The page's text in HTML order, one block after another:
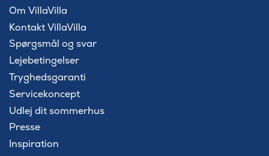
Om VillaVilla
Kontakt VillaVilla
Spørgsmål og svar
Lejebetingelser
Tryghedsgaranti
Servicekoncept
Udlej dit sommerhus
Presse
Inspiration